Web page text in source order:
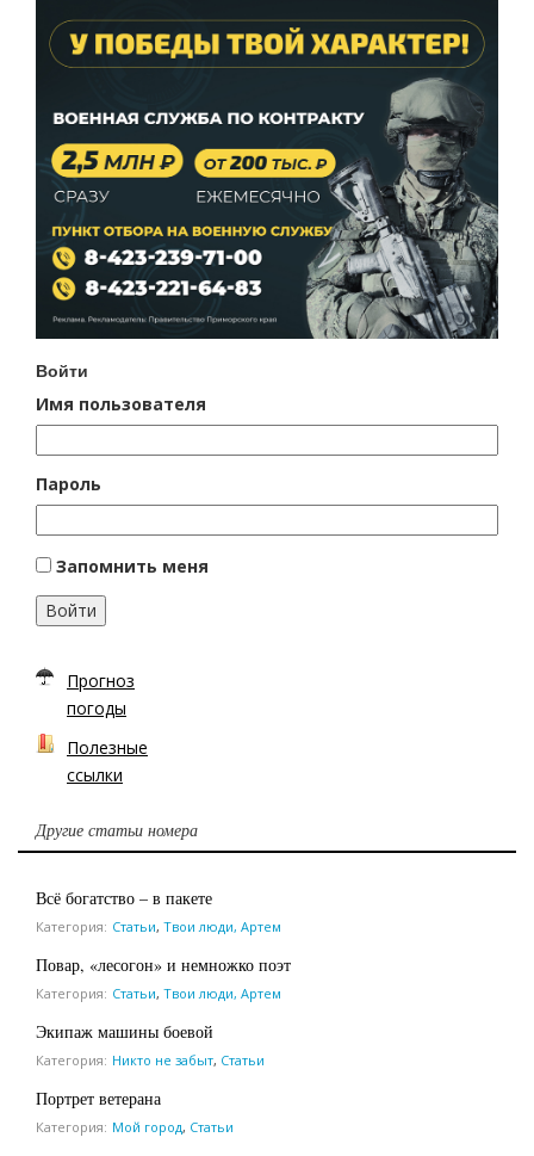
Войти
Имя пользователя
Пароль
Запомнить меня
Войти
Прогноз
погоды
Полезные
ссылки
Другие статьи номера
Всё богатство – в пакете
Категория: Статьи, Твои люди, Артем
Повар, «лесогон» и немножко поэт
Категория: Статьи, Твои люди, Артем
Экипаж машины боевой
Категория: Никто не забыт, Статьи
Портрет ветерана
Категория: Мой город, Статьи